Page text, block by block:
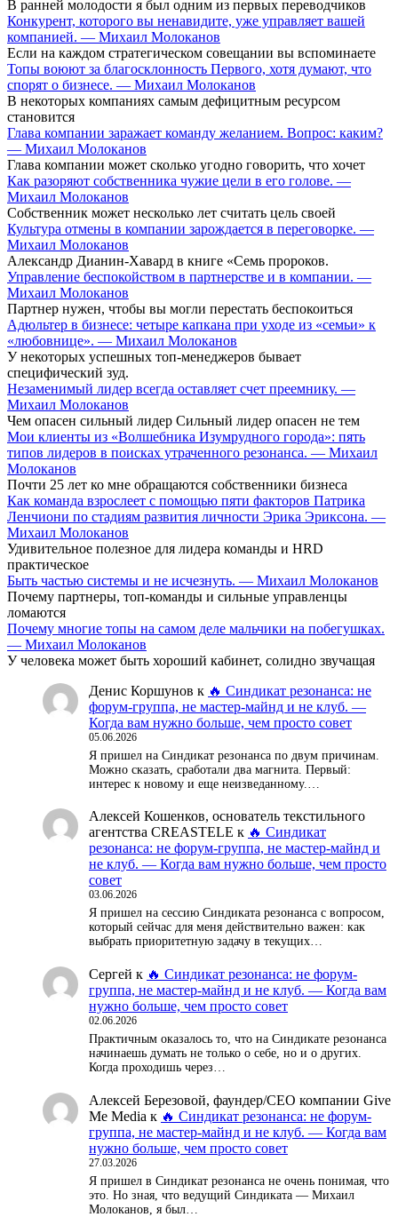
В ранней молодости я был одним из первых переводчиков
Конкурент, которого вы ненавидите, уже управляет вашей
компанией. — Михаил Молоканов
Если на каждом стратегическом совещании вы вспоминаете
Топы воюют за благосклонность Первого, хотя думают, что
спорят о бизнесе. — Михаил Молоканов
В некоторых компаниях самым дефицитным ресурсом
становится
Глава компании заражает команду желанием. Вопрос: каким?
— Михаил Молоканов
Глава компании может сколько угодно говорить, что хочет
Как разоряют собственника чужие цели в его голове. —
Михаил Молоканов
Собственник может несколько лет считать цель своей
Культура отмены в компании зарождается в переговорке. —
Михаил Молоканов
Александр Дианин-Хавард в книге «Семь пророков.
Управление беспокойством в партнерстве и в компании. —
Михаил Молоканов
Партнер нужен, чтобы вы могли перестать беспокоиться
Адюльтер в бизнесе: четыре капкана при уходе из «семьи» к
«любовнице». — Михаил Молоканов
У некоторых успешных топ-менеджеров бывает
специфический зуд.
Незаменимый лидер всегда оставляет счет преемнику. —
Михаил Молоканов
Чем опасен сильный лидер Сильный лидер опасен не тем
Мои клиенты из «Волшебника Изумрудного города»: пять
типов лидеров в поисках утраченного резонанса. — Михаил
Молоканов
Почти 25 лет ко мне обращаются собственники бизнеса
Как команда взрослеет с помощью пяти факторов Патрика
Ленчиони по стадиям развития личности Эрика Эриксона. —
Михаил Молоканов
Удивительное полезное для лидера команды и HRD
практическое
Быть частью системы и не исчезнуть. — Михаил Молоканов
Почему партнеры, топ-команды и сильные управленцы
ломаются
Почему многие топы на самом деле мальчики на побегушках.
— Михаил Молоканов
У человека может быть хороший кабинет, солидно звучащая
Денис Коршунов к 🔥 Синдикат резонанса: не
форум-группа, не мастер-майнд и не клуб. —
Когда вам нужно больше, чем просто совет
05.06.2026
Я пришел на Синдикат резонанса по двум причинам.
Можно сказать, сработали два магнита. Первый:
интерес к новому и еще неизведанному.…
Алексей Кошенков, основатель текстильного
агентства CREASTELE к 🔥 Синдикат
резонанса: не форум-группа, не мастер-майнд и
не клуб. — Когда вам нужно больше, чем просто
совет
03.06.2026
Я пришел на сессию Синдиката резонанса с вопросом,
который сейчас для меня действительно важен: как
выбрать приоритетную задачу в текущих…
Сергей к 🔥 Синдикат резонанса: не форум-
группа, не мастер-майнд и не клуб. — Когда вам
нужно больше, чем просто совет
02.06.2026
Практичным оказалось то, что на Синдикате резонанса
начинаешь думать не только о себе, но и о других.
Когда проходишь через…
Алексей Березовой, фаундер/СЕО компании Give
Me Media к 🔥 Синдикат резонанса: не форум-
группа, не мастер-майнд и не клуб. — Когда вам
нужно больше, чем просто совет
27.03.2026
Я пришел в Синдикат резонанса не очень понимая, что
это. Но зная, что ведущий Синдиката — Михаил
Молоканов, я был…